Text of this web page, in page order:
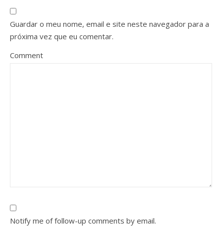
Guardar o meu nome, email e site neste navegador para a
próxima vez que eu comentar.
Comment
Notify me of follow-up comments by email.